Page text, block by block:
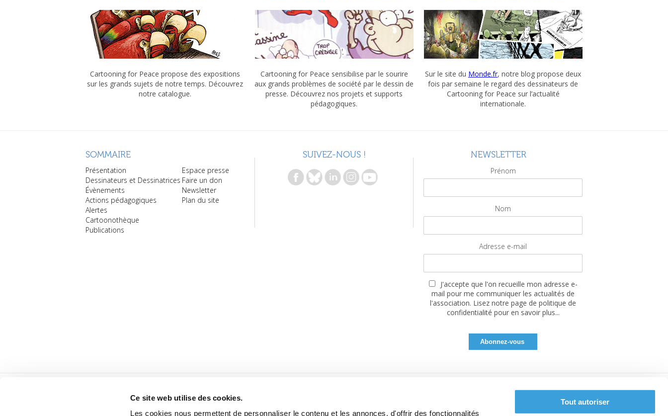
Ce site web utilise des cookies.
Les cookies nous permettent de personnaliser le contenu et les annonces, d'offrir des fonctionnalités
Tout autoriser
Cartooning for Peace propose des expositions
sur les grands sujets de notre temps. Découvrez
notre catalogue.
Cartooning for Peace sensibilise par le sourire
aux grands problèmes de société par le dessin de
presse. Découvrez nos projets et supports
pédagogiques.
Sur le site du Monde.fr, notre blog propose deux
fois par semaine le regard des dessinateurs de
Cartooning for Peace sur l’actualité
internationale.
SOMMAIRE
Présentation
Dessinateurs et Dessinatrices
Évènements
Actions pédagogiques
Alertes
Cartoonothèque
Publications
Espace presse
Faire un don
Newsletter
Plan du site
SUIVEZ-NOUS ! NEWSLETTER
Prénom
Nom
Adresse e-mail
J'accepte que l'on recueille mon adresse e-
mail pour me communiquer les actualités de
l'association. Lisez notre page de politique de
confidentialité pour en savoir plus...